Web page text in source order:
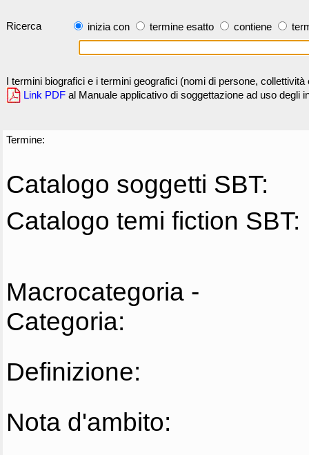
Ricerca inizia con termine esatto contiene
I termini biografici e i termini geografici (nomi di persone,
Link PDF al Manuale applicativo di soggettazione ad uso degli
Termine:
Catalogo soggetti SBT:
Catalogo temi fiction SBT:
Macrocategoria -
Categoria:
Definizione:
Nota d'ambito: